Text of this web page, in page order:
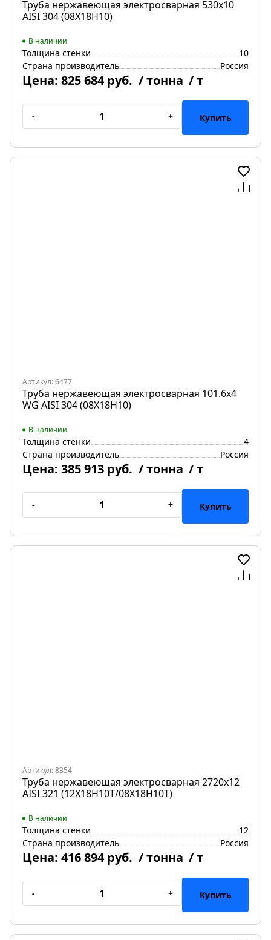
Труба нержавеющая электросварная 530х10
AISI 304 (08Х18Н10)
В наличии
Толщина стенки
10
Страна производитель
Россия
Цена: 825 684 руб. / тонна / т
- + Купить
Артикул: 6477
Труба нержавеющая электросварная 101.6х4
WG AISI 304 (08Х18Н10)
В наличии
Толщина стенки
4
Страна производитель
Россия
Цена: 385 913 руб. / тонна / т
- + Купить
Артикул: 8354
Труба нержавеющая электросварная 2720х12
AISI 321 (12Х18Н10Т/08Х18Н10Т)
В наличии
Толщина стенки
12
Страна производитель
Россия
Цена: 416 894 руб. / тонна / т
- + Купить